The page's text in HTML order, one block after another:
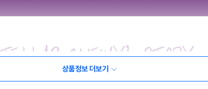
상품정보 더보기